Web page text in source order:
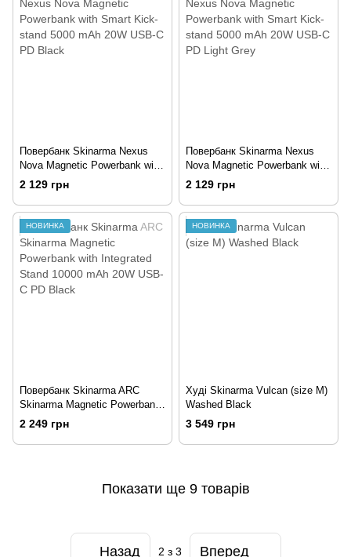
Повербанк Skinarma Nexus
Nova Magnetic Powerbank with
Smart Kick-stand 5000 mAh
20W USB-C PD Black
2 129 грн
Повербанк Skinarma Nexus
Nova Magnetic Powerbank with
Smart Kick-stand 5000 mAh
20W USB-C PD Light Grey
2 129 грн
НОВИНКА
Повербанк Skinarma ARC
Skinarma Magnetic Powerbank
with Integrated Stand 10000
mAh 20W USB-C PD Black
2 249 грн
НОВИНКА
Худі Skinarma Vulcan (size M)
Washed Black
3 549 грн
Показати ще 9 товарів
Назад 2 з 3 Вперед